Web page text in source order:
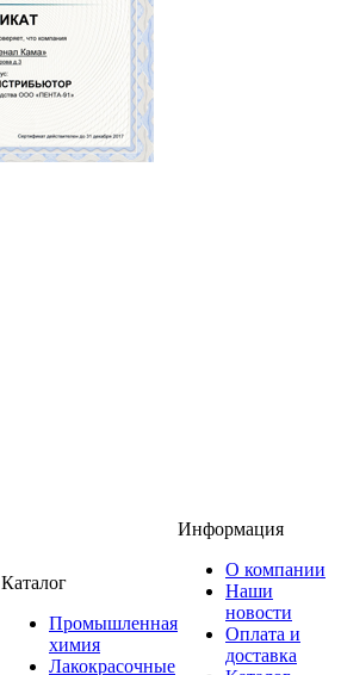
Каталог
Промышленная
химия
Лакокрасочные
Информация
О компании
Наши
новости
Оплата и
доставка